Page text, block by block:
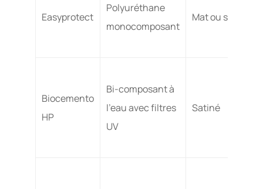
Easyprotect
Polyuréthane
monocomposant
Mat ou satiné
Biocemento
HP
Bi-composant à
l’eau avec filtres
UV
Satiné